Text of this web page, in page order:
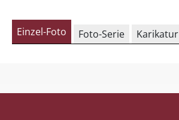
Einzel-Foto Foto-Serie Karikatur